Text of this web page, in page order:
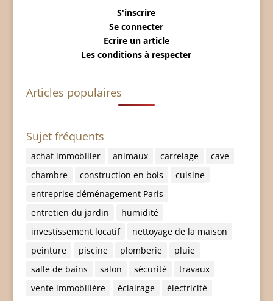
S'inscrire
Se connecter
Ecrire un article
Les conditions à respecter
Articles populaires
Sujet fréquents
achat immobilier animaux carrelage
cave
chambre
construction en bois
cuisine
entreprise déménagement Paris
entretien du jardin
humidité
investissement locatif
nettoyage de la maison
peinture
piscine plomberie
pluie
salle de bains
salon sécurité
travaux
vente immobilière
éclairage électricité